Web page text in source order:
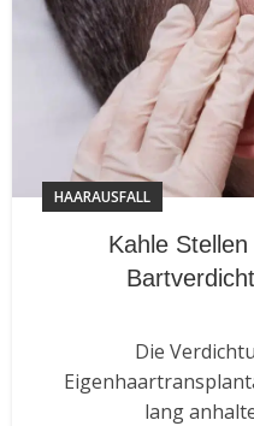
HAARAUSFALL
Kahle
Die
lang